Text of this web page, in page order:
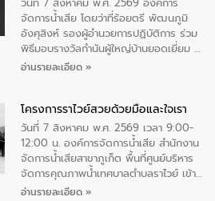
มุกดาหาร โดยในกิจกรรมได้ร่วมปลูกป่า และ
ทําความสะอาดภายในบริเวณ จัดกิจกรรม
เพื่อถวายเป็นพระราชกุศล สมเด็จพระนาง
เจ้าสิริกิติ์พระบรมราชินีนาถ พระบรมราช
วันที่ 7 สิงหาคม พ.ศ. 2569 องค์การ
จัดการน้ำเสีย โดยว่าที่ร้อยตรี พัฒนภูมิ
อังศุสิงห์ รองผู้อำนวยการปฏิบัติการ ร่วม
พิธีมอบรางวัลกำนันผู้ใหญ่บ้านยอดเยี่ยม ณ
ทำเนียบรัฐบาล โดยมีนายอนุทิน ชาญวีรกูล
ทองคำและประกาศเกียรติคุณให้แก่ กำนัน
ผู้ใหญ่บ้านยอดเยี่ยม พร้อมกล่าวชื่นชม ให้
โอวาท และมอบนโยบาย
อ่านรายละเอียด »
โครงการราไวย์สวยด้วยมือและใจเรา
วันที่ 7 สิงหาคม พ.ศ. 2569 เวลา 9:00-
12:00 น. องค์การจัดการน้ำเสีย สำนักงาน
จัดการน้ำเสียสาขาภูเก็ต พื้นที่ศูนย์บริหาร
จัดการคุณภาพน้ำเทศบาลตำบลราไวย์ เข้า
ร่วมโครงการราไวย์สวยด้วยมือและใจเรา
อ่านรายละเอียด »